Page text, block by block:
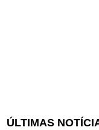
ÚLTIMAS